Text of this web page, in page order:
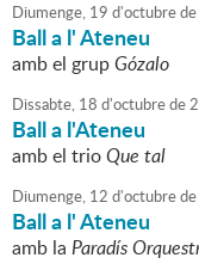
Diumenge, 19 d'octubrede
Ball a l' Ateneu
amb el grupGózalo
Dissabte, 18 d'octubrede
Ball a l'Ateneu
amb el trioQue tal
Diumenge, 12 d'octubrede
Ball a l' Ateneu
amb la Paradís